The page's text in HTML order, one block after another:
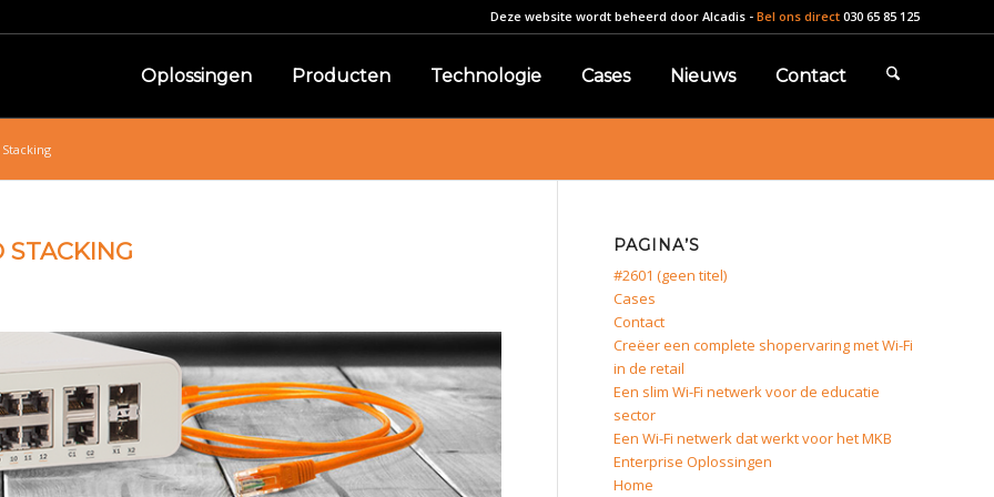
Deze website wordt beheerd door Alcadis - Bel ons direct 030 65 85 125
Oplossingen Producten Technologie Cases Nieuws Contact
STACKING
PAGINA’S
#2601 (geen titel)
Cases
Contact
Creëer een complete shopervaring met Wi-Fi
in de retail
Een slim Wi-Fi netwerk voor de educatie
sector
Een Wi-Fi netwerk dat werkt voor het MKB
Enterprise Oplossingen
Home